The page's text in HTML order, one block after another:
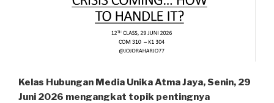
Kelas Hubungan Media Unika Atma Jaya, Senin, 29
Juni 2026 mengangkat topik pentingnya